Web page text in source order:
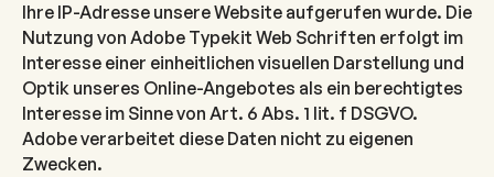
Ihre IP-Adresse unsere Website aufgerufen wurde. Die
Nutzung von Adobe Typekit Web Schriften erfolgt im
Interesse einer einheitlichen visuellen Darstellung und
Optik unseres Online-Angebotes als ein berechtigtes
Interesse im Sinne von Art. 6 Abs. 1 lit. f DSGVO.
Adobe verarbeitet diese Daten nicht zu eigenen
Zwecken.